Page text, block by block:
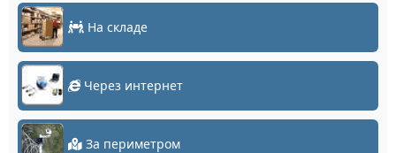
На складе
Через интернет
За периметром